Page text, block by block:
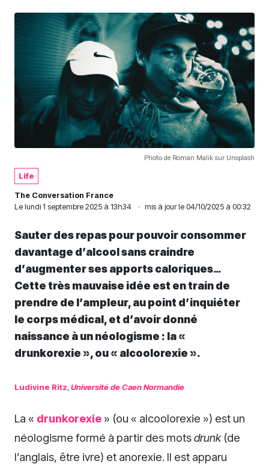
Photo de Roman Malik sur Unsplash
Life
The Conversation France
Le lundi 1 septembre 2025 à 13h34 · mis à jour le 04/10/2025 à 00:32
Sauter des repas pour pouvoir consommer
davantage d’alcool sans craindre
d’augmenter ses apports caloriques…
Cette très mauvaise idée est en train de
prendre de l’ampleur, au point d’inquiéter
le corps médical, et d’avoir donné
naissance à un néologisme : la «
drunkorexie », ou « alcoolorexie ».
Ludivine Ritz Université de Caen Normandie
La « drunkorexie » (ou « alcoolorexie ») est un
néologisme formé à partir des motsdrunk(de
l’anglais, être ivre) et anorexie. Il est apparu